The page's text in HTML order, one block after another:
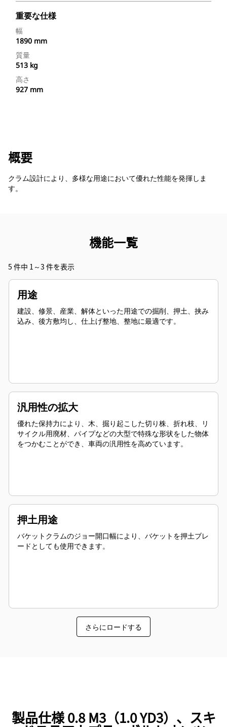
重要な仕様
幅
1890 mm
質量
513 kg
高さ
927 mm
概要
クラム設計により、多様な用途において優れた性能を発揮しま
す。
機能一覧
5 件中 1～3 件を表示
用途
建設、修景、産業、解体といった用途での掘削、押土、挟み
込み、後方敷均し、仕上げ整地、整地に最適です。
汎用性の拡大
優れた保持力により、木、掘り起こした切り株、折れ枝、リ
サイクル用廃材、パイプなどの大型で特殊な形状をした物体
をつかむことができ、車両の汎用性を高めています。
押土用途
バケットクラムのジョー開口幅により、バケットを押土ブレ
ードとしても使用できます。
さらにロードする
製品仕様 0.8 M3（1.0 YD3）、スキ